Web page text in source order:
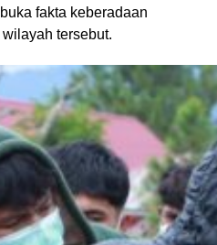
fakta keberadaan
tersebut.